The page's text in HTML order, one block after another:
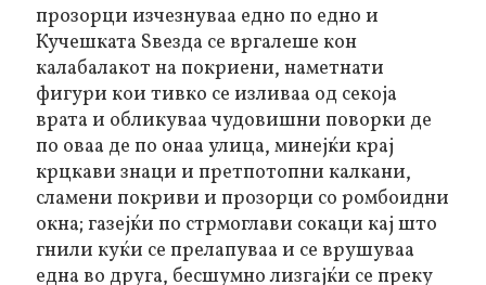
прозорци изчезнуваа едно по едно и
Кучешката Sвезда се вргалеше кон
калабалакот на покриени, наметнати
фигури кои тивко се изливаа од секоја
врата и обликуваа чудовишни поворки де
по оваа де по онаа улица, минејќи крај
крцкави знаци и претпотопни калкани,
сламени покриви и прозорци со ромбоидни
окна; газејќи по стрмоглави сокаци кај што
гнили куќи се прелапуваа и се врушуваа
една во друга, бесшумнолизгајќи се преку